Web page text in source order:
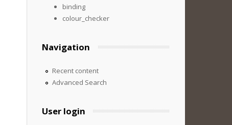
binding
colour_checker
Navigation
Recent content
Advanced Search
User login